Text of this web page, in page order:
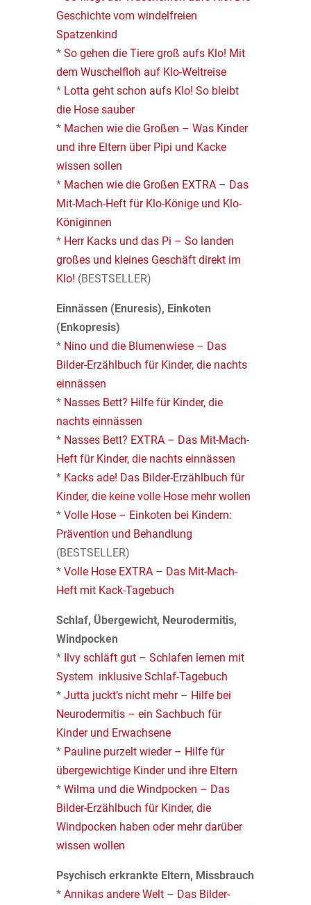
Geschichte vom windelfreien
Spatzenkind
* So gehen die Tiere groß aufs Klo! Mit
dem Wuschelfloh auf Klo-Weltreise
* Lotta geht schon aufs Klo! So bleibt
die Hose sauber
* Machen wie die Großen – Was Kinder
und ihre Eltern über Pipi und Kacke
wissen sollen
* Machen wie die Großen EXTRA – Das
Mit-Mach-Heft für Klo-Könige und Klo-
Königinnen
* Herr Kacks und das Pi – So landen
großes und kleines Geschäft direkt im
Klo! (BESTSELLER)
Einnässen (Enuresis), Einkoten
(Enkopresis)
* Nino und die Blumenwiese – Das
Bilder-Erzählbuch für Kinder, die nachts
einnässen
* Nasses Bett? Hilfe für Kinder, die
nachts einnässen
* Nasses Bett? EXTRA – Das Mit-Mach-
Heft für Kinder, die nachts einnässen
* Kacks ade! Das Bilder-Erzählbuch für
Kinder, die keine volle Hose mehr wollen
* Volle Hose – Einkoten bei Kindern:
Prävention und Behandlung
(BESTSELLER)
* Volle Hose EXTRA – Das Mit-Mach-
Heft mit Kack-Tagebuch
Schlaf, Übergewicht, Neurodermitis,
Windpocken
* Ilvy schläft gut – Schlafen lernen mit
System inklusive Schlaf-Tagebuch
* Jutta juckt’s nicht mehr – Hilfe bei
Neurodermitis – ein Sachbuch für
Kinder und Erwachsene
* Pauline purzelt wieder – Hilfe für
übergewichtige Kinder und ihre Eltern
* Wilma und die Windpocken – Das
Bilder-Erzählbuch für Kinder, die
Windpocken haben oder mehr darüber
wissen wollen
Psychisch erkrankte Eltern, Missbrauch
* Annikas andere Welt – Das Bilder-